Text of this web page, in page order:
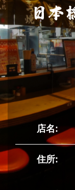
店名:
住所: